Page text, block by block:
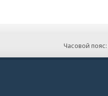
Часовой пояс: